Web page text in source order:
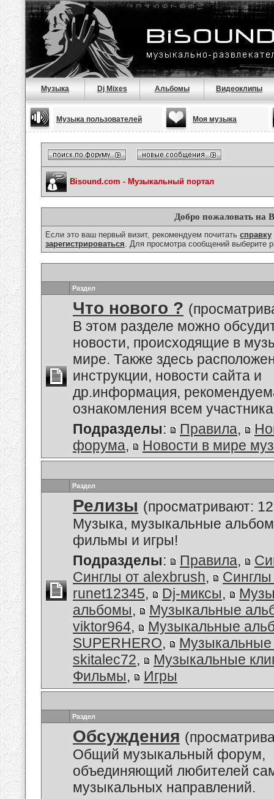
Музыка Dj Mixes Альбомы Видеоклипы
Музыка пользователей Моя музыка
Bisound.com - Музыкальный портал
Добро пожаловать на
Если это ваш первый визит, рекомендуем почитать справку
зарегистрироваться. Для просмотра сообщений выберите
Раздел
Что нового ?
В этом разделе можно
новости, происходящие в
мире. Также здесь
инструкции, новости сайта и
др.информация,
ознакомления всем
Подразделы: Правила,
форума, Новости в мире
Раздел
Релизы (просматривают:
Музыка, музыкальные
фильмы и игры!
Подразделы: Правила,
Синглы от alexbrush,
Синглы
runet12345, Dj-миксы,
альбомы,
Музыкальные
viktor964,
Музыкальные
SUPERHERO,
skitalec72,
Музыкальные
Фильмы, Игры
Раздел
Обсуждения
Общий музыкальный форум,
объединяющий любителей
музыкальных направлений.